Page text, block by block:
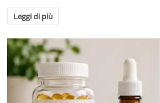
Leggi di più